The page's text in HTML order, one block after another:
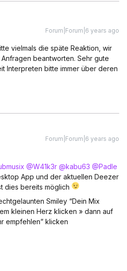
Forum|Forum|6 years ago
vielmals die späte Reaktion, wir
beantworten. Sehr gute
Interpreten bitte immer über deren
Forum|Forum|6 years ago
@W41k3r @kabu63 @Padle
App und der aktuellen Deezer
dies bereits möglich
Smiley “Dein Mix
kleinen Herz klicken » dann auf
empfehlen” klicken